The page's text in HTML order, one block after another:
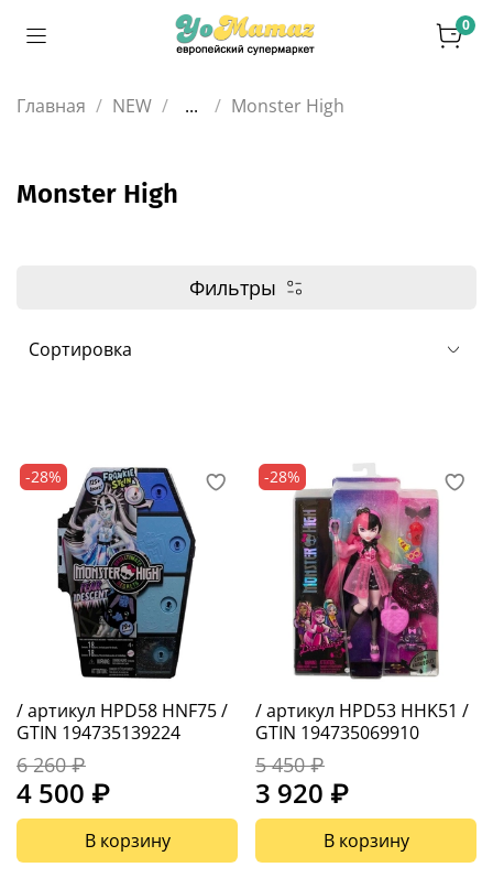
0
Главная NEW ... Monster High
Monster High
Фильтры
-28%
/ артикул HPD58 HNF75 /
GTIN 194735139224
6 260 ₽
4 500 ₽
В корзину
-28%
/ артикул HPD53 HHK51 /
GTIN 194735069910
5 450 ₽
3 920 ₽
В корзину